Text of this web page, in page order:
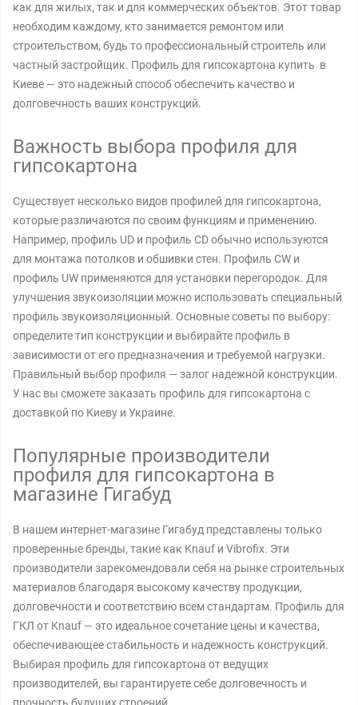
как для жилых, так и для коммерческих объектов. Этот товар
необходим каждому, кто занимается ремонтом или
строительством, будь то профессиональный строитель или
частный застройщик. Профиль для гипсокартона купить в
Киеве — это надежный способ обеспечить качество и
долговечность ваших конструкций.
Важность выбора профиля для
гипсокартона
Существует несколько видов профилей для гипсокартона,
которые различаются по своим функциям и применению.
Например, профиль UD и профиль CD обычно используются
для монтажа потолков и обшивки стен. Профиль CW и
профиль UW применяются для установки перегородок. Для
улучшения звукоизоляции можно использовать специальный
профиль звукоизоляционный. Основные советы по выбору:
определите тип конструкции и выбирайте профиль в
зависимости от его предназначения и требуемой нагрузки.
Правильный выбор профиля — залог надежной конструкции.
У нас вы сможете заказать профиль для гипсокартона с
доставкой по Киеву и Украине.
Популярные производители
профиля для гипсокартона в
магазине Гигабуд
В нашем интернет-магазине Гигабуд представлены только
проверенные бренды, такие как Knauf и Vibrofix. Эти
производители зарекомендовали себя на рынке строительных
материалов благодаря высокому качеству продукции,
долговечности и соответствию всем стандартам. Профиль для
ГКЛ от Knauf — это идеальное сочетание цены и качества,
обеспечивающее стабильность и надежность конструкций.
Выбирая профиль для гипсокартона от ведущих
производителей, вы гарантируете себе долговечность и